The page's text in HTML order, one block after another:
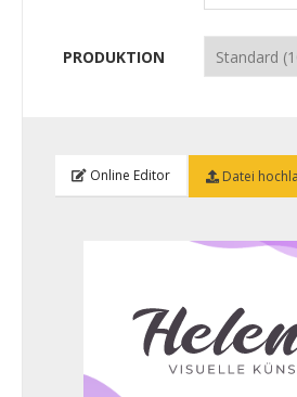
PRODUKTION
Online Editor Datei